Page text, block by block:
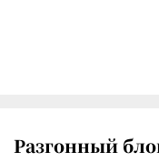
Разгонный